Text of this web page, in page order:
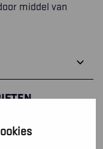
middel van